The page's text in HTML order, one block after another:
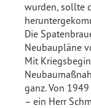
wurden, sollte
Die
Neubaupläne
Mit
ganz. Von
– ein Herr